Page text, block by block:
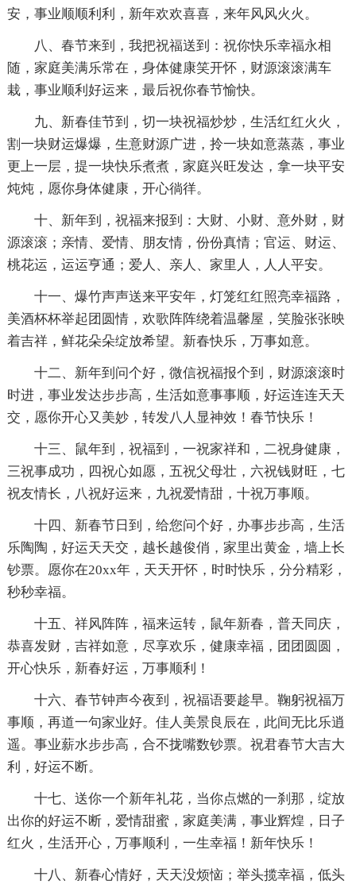
安，事业顺顺利利，新年欢欢喜喜，来年风风火火。
八、春节来到，我把祝福送到：祝你快乐幸福永相
随，家庭美满乐常在，身体健康笑开怀，财源滚滚满车
栽，事业顺利好运来，最后祝你春节愉快。
九、新春佳节到，切一块祝福炒炒，生活红红火火，
割一块财运爆爆，生意财源广进，拎一块如意蒸蒸，事业
更上一层，提一块快乐煮煮，家庭兴旺发达，拿一块平安
炖炖，愿你身体健康，开心徜徉。
十、新年到，祝福来报到：大财、小财、意外财，财
源滚滚；亲情、爱情、朋友情，份份真情；官运、财运、
桃花运，运运亨通；爱人、亲人、家里人，人人平安。
十一、爆竹声声送来平安年，灯笼红红照亮幸福路，
美酒杯杯举起团圆情，欢歌阵阵绕着温馨屋，笑脸张张映
着吉祥，鲜花朵朵绽放希望。新春快乐，万事如意。
十二、新年到问个好，微信祝福报个到，财源滚滚时
时进，事业发达步步高，生活如意事事顺，好运连连天天
交，愿你开心又美妙，转发八人显神效！春节快乐！
十三、鼠年到，祝福到，一祝家祥和，二祝身健康，
三祝事成功，四祝心如愿，五祝父母壮，六祝钱财旺，七
祝友情长，八祝好运来，九祝爱情甜，十祝万事顺。
十四、新春节日到，给您问个好，办事步步高，生活
乐陶陶，好运天天交，越长越俊俏，家里出黄金，墙上长
钞票。愿你在20xx年，天天开怀，时时快乐，分分精彩，
秒秒幸福。
十五、祥风阵阵，福来运转，鼠年新春，普天同庆，
恭喜发财，吉祥如意，尽享欢乐，健康幸福，团团圆圆，
开心快乐，新春好运，万事顺利！
十六、春节钟声今夜到，祝福语要趁早。鞠躬祝福万
事顺，再道一句家业好。佳人美景良辰在，此间无比乐逍
遥。事业薪水步步高，合不拢嘴数钞票。祝君春节大吉大
利，好运不断。
十七、送你一个新年礼花，当你点燃的一刹那，绽放
出你的好运不断，爱情甜蜜，家庭美满，事业辉煌，日子
红火，生活开心，万事顺利，一生幸福！新年快乐！
十八、新春心情好，天天没烦恼；举头揽幸福，低头